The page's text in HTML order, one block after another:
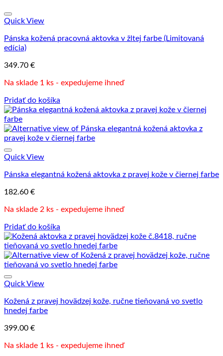
Quick View
Pánska kožená pracovná aktovka v žltej farbe (Limitovaná
edícia)
349.70 €
Na sklade 1 ks - expedujeme ihneď
Pridať do košíka
Quick View
Pánska elegantná kožená aktovka z pravej kože v čiernej farbe
182.60 €
Na sklade 2 ks - expedujeme ihneď
Pridať do košíka
Quick View
Kožená z pravej hovädzej kože, ručne tieňovaná vo svetlo
hnedej farbe
399.00 €
Na sklade 1 ks - expedujeme ihneď